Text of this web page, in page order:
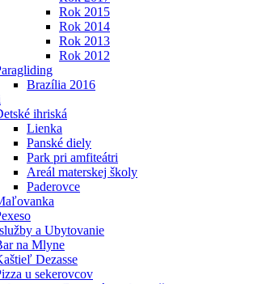
Rok 2015
Rok 2014
Rok 2013
Rok 2012
Brazília 2016
ihriská
Lienka
Panské diely
Park pri amfiteátri
Areál materskej školy
Paderovce
a Ubytovanie
na Mlyne
Dezasse
u sekerovcov